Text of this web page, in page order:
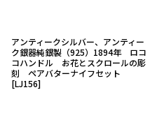
アンティークシルバー、アンティー
ク銀器純銀製（925）1894年 ロコ
コハンドル お花とスクロールの彫
刻 ペアバターナイフセット
[LJ156]